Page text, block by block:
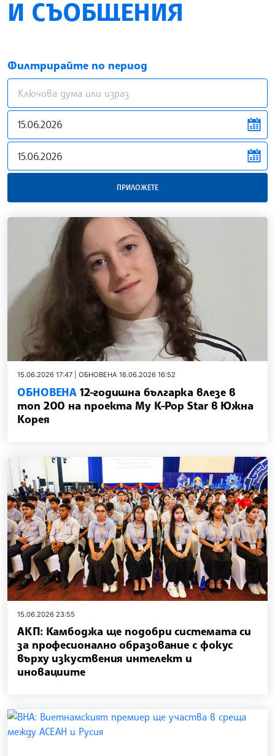
И СЪОБЩЕНИЯ
Филтрирайте по период
news.filter.from
news.filter.to
ПРИЛОЖЕТЕ
15.06.2026 17:47 | ОБНОВЕНА 16.06.2026 16:52
ОБНОВЕНА 12-годишна българка влезе в
топ 200 на проекта My K-Pop Star в Южна
Корея
15.06.2026 23:55
АКП: Камбоджа ще подобри системата си
за професионално образование с фокус
върху изкуствения интелект и
иновациите